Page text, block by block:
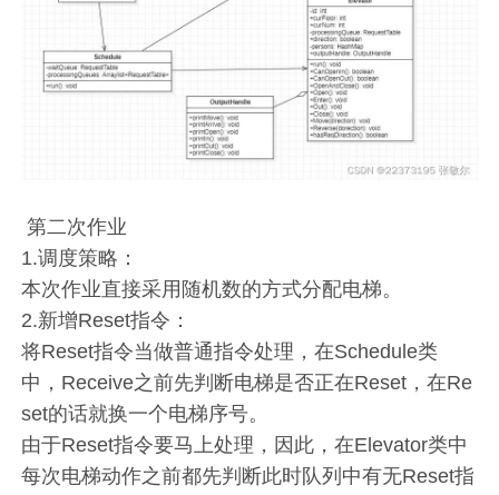
第二次作业
1.调度策略：
本次作业直接采用随机数的方式分配电梯。
2.新增Reset指令：
将Reset指令当做普通指令处理，在Schedule类
中，Receive之前先判断电梯是否正在Reset，在Re
set的话就换一个电梯序号。
由于Reset指令要马上处理，因此，在Elevator类中
每次电梯动作之前都先判断此时队列中有无Reset指